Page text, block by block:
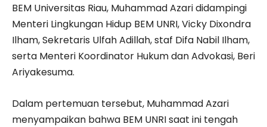
BEM Universitas Riau, Muhammad Azari didampingi
Menteri Lingkungan Hidup BEM UNRI, Vicky Dixondra
Ilham, Sekretaris Ulfah Adillah, staf Difa Nabil Ilham,
serta Menteri Koordinator Hukum dan Advokasi, Beri
Ariyakesuma.
Dalam pertemuan tersebut, Muhammad Azari
menyampaikan bahwa BEM UNRI saat ini tengah